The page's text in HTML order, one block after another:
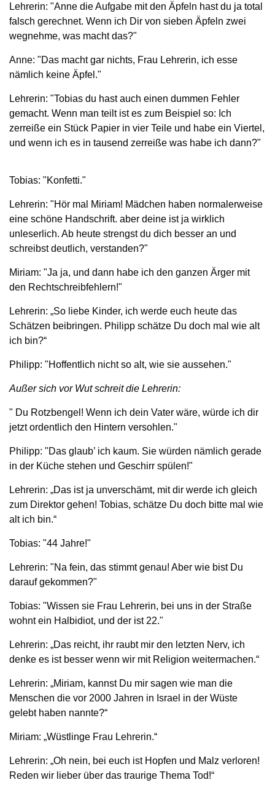
Lehrerin: "Anne die Aufgabe mit den Äpfeln hast du ja total
falsch gerechnet. Wenn ich Dir von sieben Äpfeln zwei
wegnehme, was macht das?"
Anne: "Das macht gar nichts, Frau Lehrerin, ich esse
nämlich keine Äpfel."
Lehrerin: "Tobias du hast auch einen dummen Fehler
gemacht. Wenn man teilt ist es zum Beispiel so: Ich
zerreiße ein Stück Papier in vier Teile und habe ein Viertel,
und wenn ich es in tausend zerreiße was habe ich dann?"
Tobias: "Konfetti."
Lehrerin: "Hör mal Miriam! Mädchen haben normalerweise
eine schöne Handschrift. aber deine ist ja wirklich
unleserlich. Ab heute strengst du dich besser an und
schreibst deutlich, verstanden?"
Miriam: "Ja ja, und dann habe ich den ganzen Ärger mit
den Rechtschreibfehlern!"
Lehrerin: „So liebe Kinder, ich werde euch heute das
Schätzen beibringen. Philipp schätze Du doch mal wie alt
ich bin?“
Philipp: "Hoffentlich nicht so alt, wie sie aussehen."
Außer sich vor Wut schreit die Lehrerin:
" Du Rotzbengel! Wenn ich dein Vater wäre, würde ich dir
jetzt ordentlich den Hintern versohlen."
Philipp: "Das glaub’ ich kaum. Sie würden nämlich gerade
in der Küche stehen und Geschirr spülen!"
Lehrerin: „Das ist ja unverschämt, mit dir werde ich gleich
zum Direktor gehen! Tobias, schätze Du doch bitte mal wie
alt ich bin.“
Tobias: "44 Jahre!"
Lehrerin: "Na fein, das stimmt genau! Aber wie bist Du
darauf gekommen?"
Tobias: "Wissen sie Frau Lehrerin, bei uns in der Straße
wohnt ein Halbidiot, und der ist 22."
Lehrerin: „Das reicht, ihr raubt mir den letzten Nerv, ich
denke es ist besser wenn wir mit Religion weitermachen.“
Lehrerin: „Miriam, kannst Du mir sagen wie man die
Menschen die vor 2000 Jahren in Israel in der Wüste
gelebt haben nannte?“
Miriam: „Wüstlinge Frau Lehrerin.“
Lehrerin: „Oh nein, bei euch ist Hopfen und Malz verloren!
Reden wir lieber über das traurige Thema Tod!“